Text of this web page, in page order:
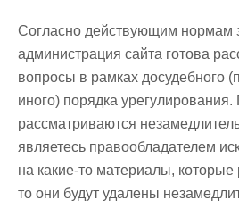
Согласно действующим нормам
администрация сайта готова
вопросы в рамках досудебного
иного) порядка
рассматриваются
являетесь правообладателем
на какие-то материалы,
то они будут удалены